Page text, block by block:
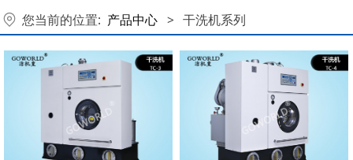
您当前的位置: 产品中心 > 干洗机系列